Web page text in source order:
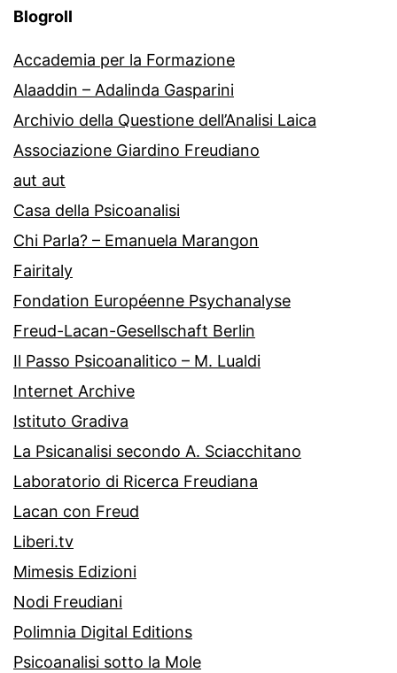
Blogroll
Accademia per la Formazione
Alaaddin – Adalinda Gasparini
Archivio della Questione dell’Analisi Laica
Associazione Giardino Freudiano
aut aut
Casa della Psicoanalisi
Chi Parla? – Emanuela Marangon
Fairitaly
Fondation Européenne Psychanalyse
Freud-Lacan-Gesellschaft Berlin
Il Passo Psicoanalitico – M. Lualdi
Internet Archive
Istituto Gradiva
La Psicanalisi secondo A. Sciacchitano
Laboratorio di Ricerca Freudiana
Lacan con Freud
Liberi.tv
Mimesis Edizioni
Nodi Freudiani
Polimnia Digital Editions
Psicoanalisi sotto la Mole